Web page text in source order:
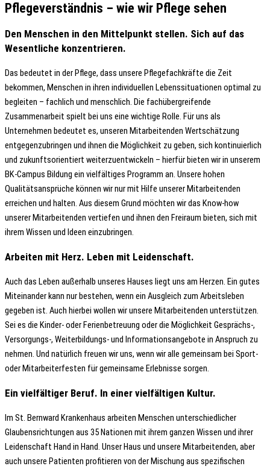
Pflegeverständnis – wie wir Pflege sehen
Den Menschen in den Mittelpunkt stellen. Sich auf das
Wesentliche konzentrieren.
Das bedeutet in der Pflege, dass unsere Pflegefachkräfte die Zeit
bekommen, Menschen in ihren individuellen Lebenssituationen optimal zu
begleiten – fachlich und menschlich. Die fachübergreifende
Zusammenarbeit spielt bei uns eine wichtige Rolle. Für uns als
Unternehmen bedeutet es, unseren Mitarbeitenden Wertschätzung
entgegenzubringen und ihnen die Möglichkeit zu geben, sich kontinuierlich
und zukunftsorientiert weiterzuentwickeln – hierfür bieten wir in unserem
BK-Campus Bildung ein vielfältiges Programm an. Unsere hohen
Qualitätsansprüche können wir nur mit Hilfe unserer Mitarbeitenden
erreichen und halten. Aus diesem Grund möchten wir das Know-how
unserer Mitarbeitenden vertiefen und ihnen den Freiraum bieten, sich mit
ihrem Wissen und Ideen einzubringen.
Arbeiten mit Herz. Leben mit Leidenschaft.
Auch das Leben außerhalb unseres Hauses liegt uns am Herzen. Ein gutes
Miteinander kann nur bestehen, wenn ein Ausgleich zum Arbeitsleben
gegeben ist. Auch hierbei wollen wir unsere Mitarbeitenden unterstützen.
Sei es die Kinder- oder Ferienbetreuung oder die Möglichkeit Gesprächs-,
Versorgungs-, Weiterbildungs- und Informationsangebote in Anspruch zu
nehmen. Und natürlich freuen wir uns, wenn wir alle gemeinsam bei Sport-
oder Mitarbeiterfesten für gemeinsame Erlebnisse sorgen.
Ein vielfältiger Beruf. In einer vielfältigen Kultur.
Im St. Bernward Krankenhaus arbeiten Menschen unterschiedlicher
Glaubensrichtungen aus 35 Nationen mit ihrem ganzen Wissen und ihrer
Leidenschaft Hand in Hand. Unser Haus und unsere Mitarbeitenden, aber
auch unsere Patienten profitieren von der Mischung aus spezifischen